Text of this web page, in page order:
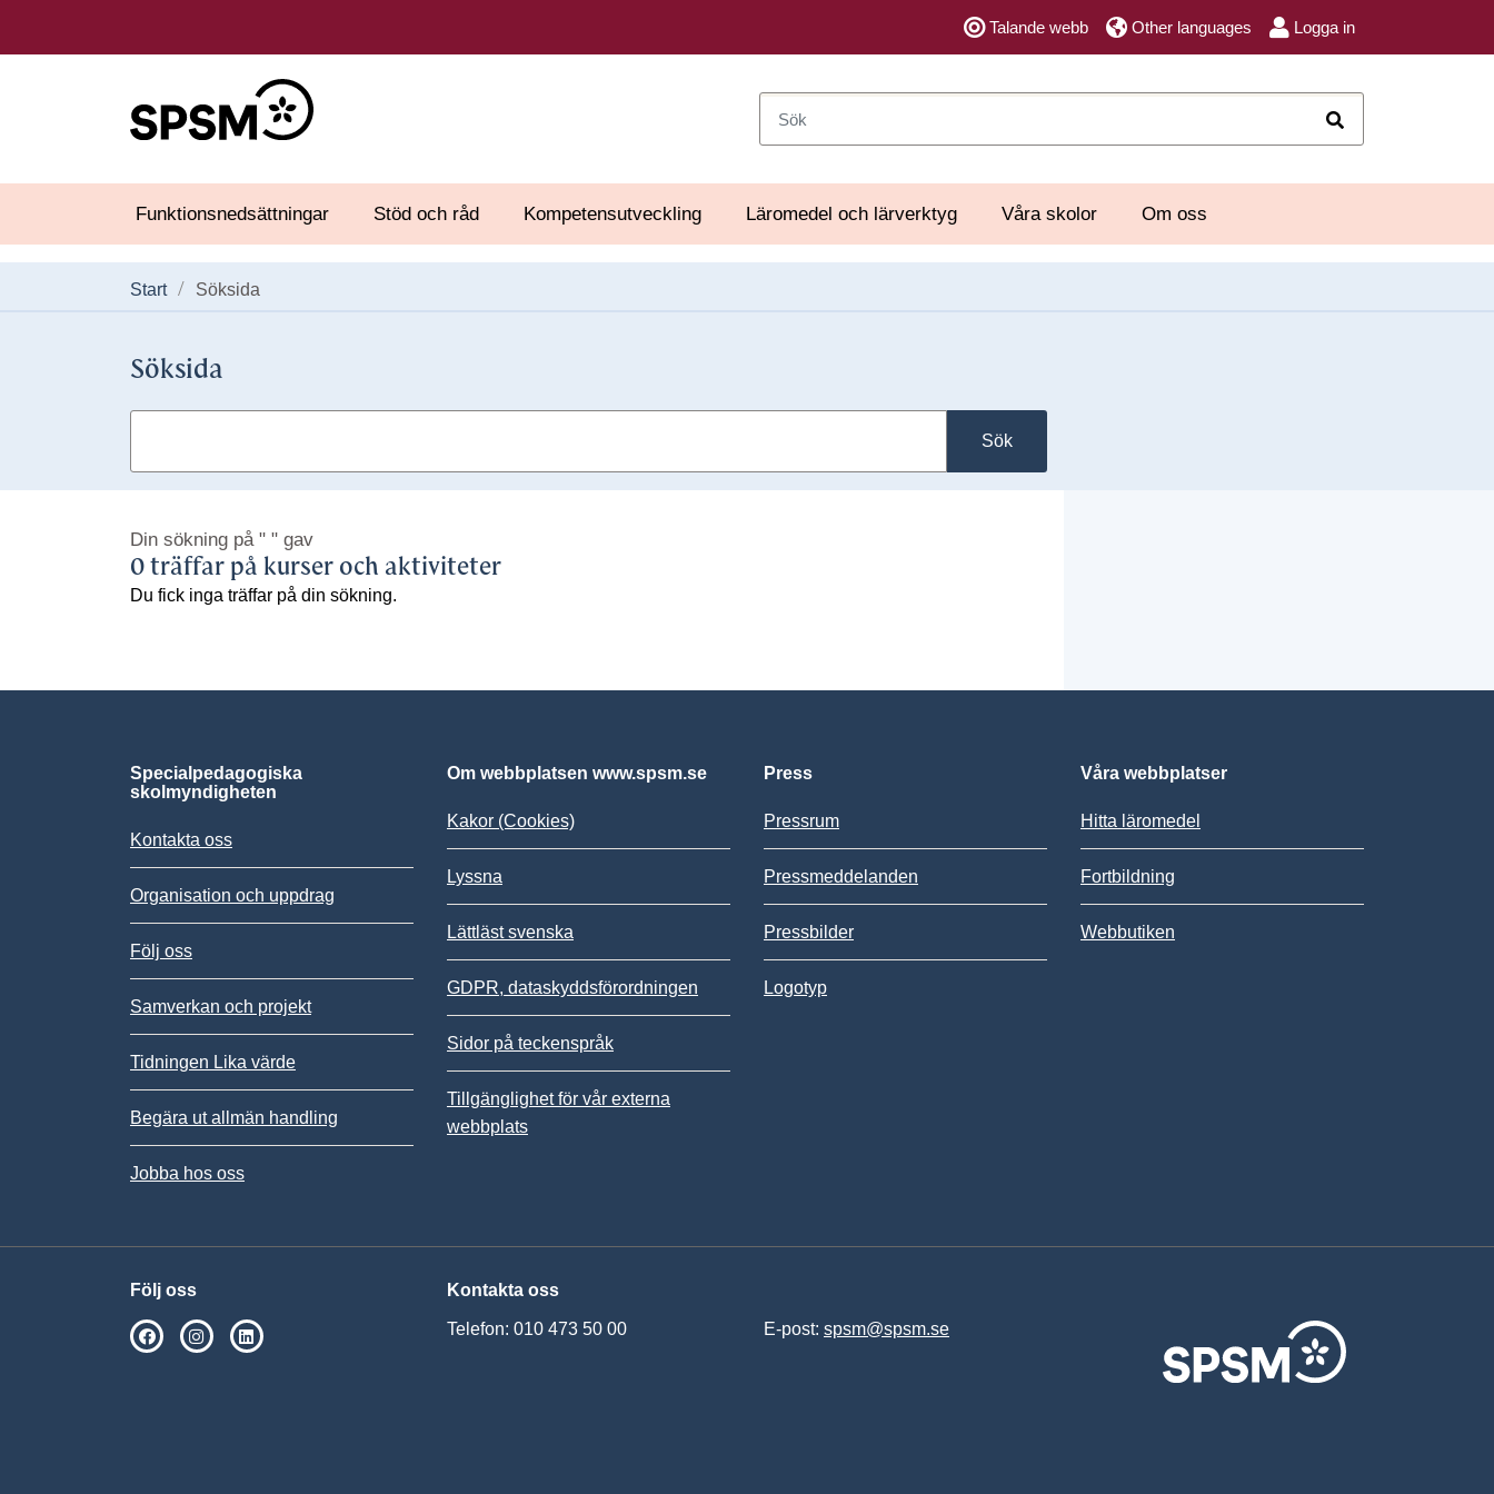
Talande webb Other languages Logga in
Funktionsnedsättningar Stöd och råd Kompetensutveckling Läromedel och lärverktyg Våra skolor Om oss
Start Söksida
Söksida
Sök
Din sökning på " " gav
0 träffar på kurser och aktiviteter
Du fick inga träffar på din sökning.
Specialpedagogiska
skolmyndigheten
Kontakta oss
Organisation och uppdrag
Följ oss
Samverkan och projekt
Tidningen Lika värde
Begära ut allmän handling
Jobba hos oss
Om webbplatsen www.spsm.se
Kakor (Cookies)
Lyssna
Lättläst svenska
GDPR, dataskyddsförordningen
Sidor på teckenspråk
Tillgänglighet för vår externa
webbplats
Press
Pressrum
Pressmeddelanden
Pressbilder
Logotyp
Våra webbplatser
Hitta läromedel
Fortbildning
Webbutiken
Följ oss
SPSM på Facebook
SPSM på Instagram
Kontakta oss
Telefon: 010 473 50 00 E-post: spsm@spsm.se